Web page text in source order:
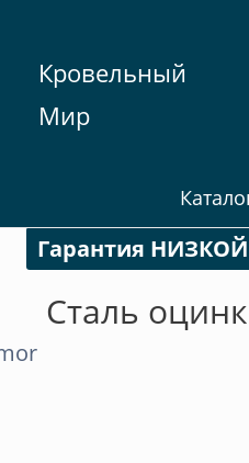
Кровельный
Мир
Гарантия
Сталь